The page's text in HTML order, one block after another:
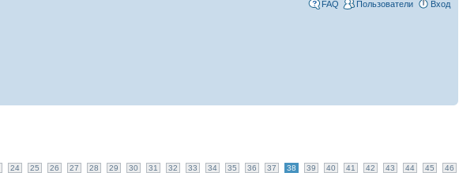
FAQ Пользователи Вход
24 25 26 27 28 29 30 31 32 33 34 35 36 37 38 39 40 41 42 43 44 45
46